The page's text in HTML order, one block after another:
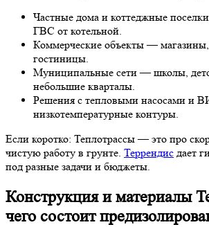
Частные дома и коттеджные
ГВС от котельной.
Коммерческие объекты —
гостиницы.
Муниципальные сети — школы,
небольшие кварталы.
Решения с тепловыми насосами и
низкотемпературные контуры.
Если коротко: Теплотрассы — это про
чистую работу в грунте. Террендис дает
под разные задачи и бюджеты.
Конструкция и материалы
чего состоит